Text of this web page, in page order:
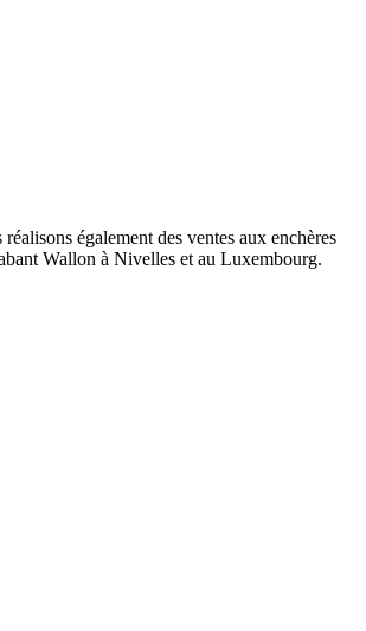
réalisons également des ventes aux enchères
Wallon à Nivelles et au Luxembourg.